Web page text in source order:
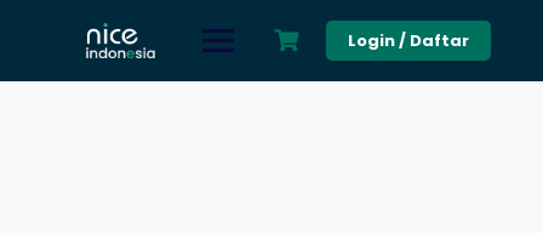
Login / Daftar